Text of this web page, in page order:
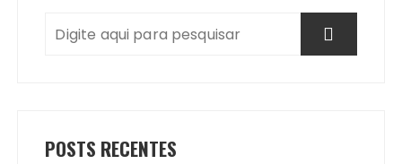
POSTS RECENTES